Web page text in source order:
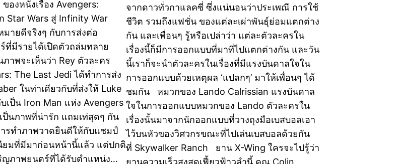
องหนังเรื่อง Avengers:
Star Wars สู่ Infinity War
ายดีจริงๆ กับการส่งต่อ
ที่มีรายได้เปิดตัวถล่มทลาย
าพจะเห็นว่า Rey ตัวละคร
The Last Jedi ได้ทำการส่ง
ในท่าเดียวกับที่ส่งให้ Luke
เป็น Iron Man แห่ง Avengers
ป็นภาพที่น่ารัก แถมเท่สุดๆ กัน
ารทำภาพวาดยินดีให้กับแชมป์
ยมที่มีมาก่อนหน้านี้แล้ว แต่ปกติ
ญภาพยนตร์ที่ได้รับตำแหน่ง…
จากดาวทั่วกาแลคซี่ ซึ่งแน่นอนว่าประเพณี การใช้
ชีวิต รวมถึงแฟชั่น ของแต่ละเผ่าพันธุ์ย่อมแตกต่าง
กัน และเพื่อนๆ รู้หรือเปล่าว่า แต่ละตัวละครใน
เรื่องนี้ก็มีการออกแบบที่มาที่ไปแตกต่างกัน และวัน
นี้เราก็จะนำตัวละครในเรื่องที่มีแรงบันดาลใจใน
การออกแบบด้วยเหตุผล ‘แปลกๆ’ มาให้เพื่อนๆ ได้
ชมกัน หมวกของ Lando Calrissian แรงบันดาล
ใจในการออกแบบหมวกของ Lando ตัวละครใน
เรื่องนั้นมาจากนักออกแบบที่วางถุงมือเบสบอลเอา
ไว้บนหัวของวิศวกรขณะที่ไปเล่นเบสบอลด้วยกัน
ที่ Skywalker Ranch ยาน X-Wing ใครจะไปรู้ว่า
ยานความเร็วสูงสุดเฟี้ยวฟ้าวลำนี้ คุณ Colin